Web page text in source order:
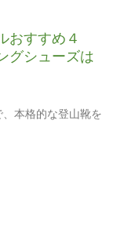
おすすめ４
グシューズは
本格的な登山靴を